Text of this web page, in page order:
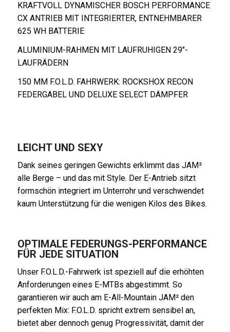
KRAFTVOLL DYNAMISCHER BOSCH PERFORMANCE
CX ANTRIEB MIT INTEGRIERTER, ENTNEHMBARER
625 WH BATTERIE
ALUMINIUM-RAHMEN MIT LAUFRUHIGEN 29″-
LAUFRÄDERN
150 MM F.O.L.D. FAHRWERK: ROCKSHOX RECON
FEDERGABEL UND DELUXE SELECT DÄMPFER
LEICHT UND SEXY
Dank seines geringen Gewichts erklimmt das JAM²
alle Berge – und das mit Style. Der E-Antrieb sitzt
formschön integriert im Unterrohr und verschwendet
kaum Unterstützung für die wenigen Kilos des Bikes.
OPTIMALE FEDERUNGS-PERFORMANCE
FÜR JEDE SITUATION
Unser F.O.L.D.-Fahrwerk ist speziell auf die erhöhten
Anforderungen eines E-MTBs abgestimmt. So
garantieren wir auch am E-All-Mountain JAM² den
perfekten Mix: F.O.L.D. spricht extrem sensibel an,
bietet aber dennoch genug Progressivität, damit der